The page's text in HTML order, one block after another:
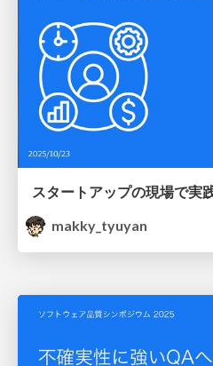
makky_tyuyan